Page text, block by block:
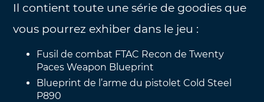
Il contient toute une série de goodies que
vous pourrez exhiber dans le jeu :
Fusil de combat FTAC Recon de Twenty
Paces Weapon Blueprint
Blueprint de l’arme du pistolet Cold Steel
P890